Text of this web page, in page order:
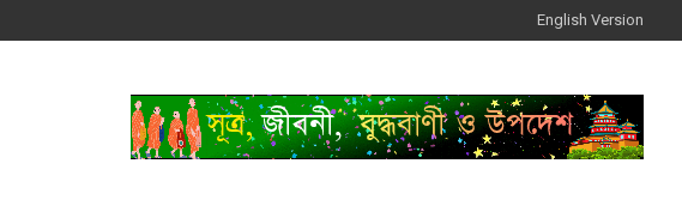
English Version